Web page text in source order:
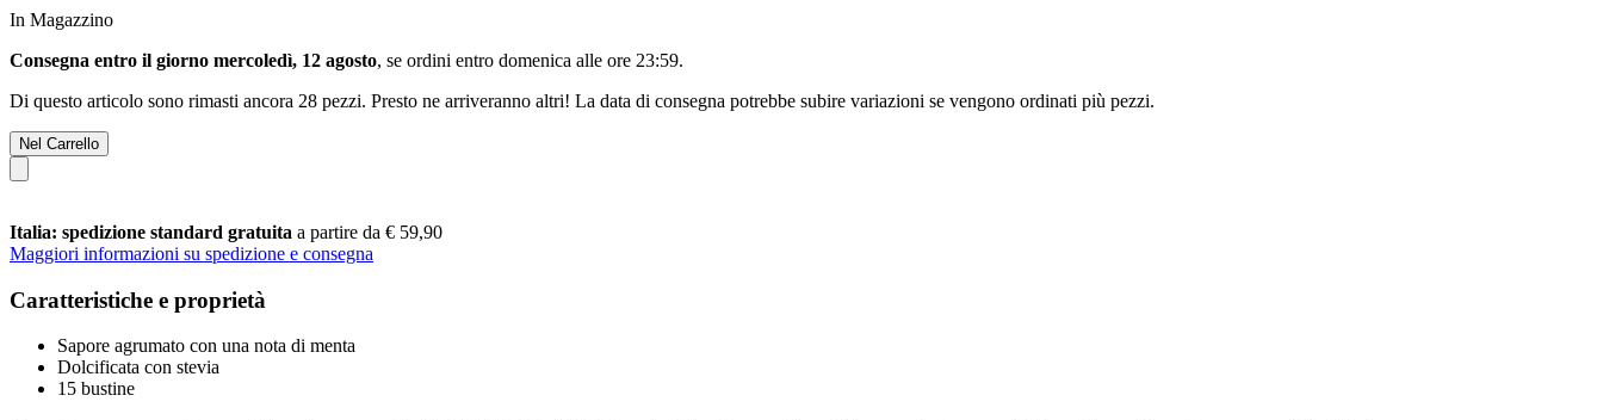
In Magazzino
Consegna entro il giorno mercoledì, 12 agosto, se ordini entro domenica alle ore 23:59.
Di questo articolo sono rimasti ancora 28 pezzi. Presto ne arriveranno altri! La data di consegna potrebbe subire variazioni se vengono ordinati più pezzi.
Nel Carrello
Italia: spedizione standard gratuita a partire da € 59,90
Maggiori informazioni su spedizione e consegna
Caratteristiche e proprietà
Sapore agrumato con una nota di menta
Dolcificata con stevia
15 bustine